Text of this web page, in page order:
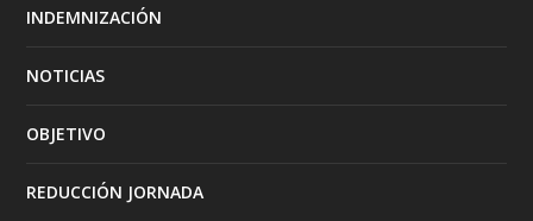
INDEMNIZACIÓN
NOTICIAS
OBJETIVO
REDUCCIÓN JORNADA